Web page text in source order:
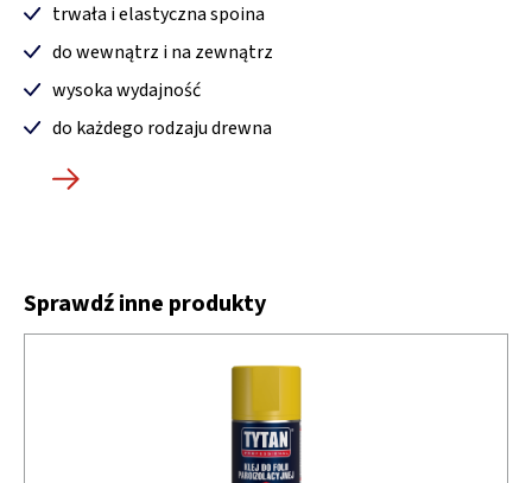
trwała i elastyczna spoina
do wewnątrz i na zewnątrz
wysoka wydajność
do każdego rodzaju drewna
Sprawdź inne produkty